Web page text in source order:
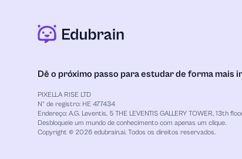
Dê o próximo passo para estudar de forma mais
PIXELLA RISE LTD
Nº de registro: HE 477434
Endereço: A.G. Leventis, 5 THE LEVENTIS GALLERY TOWER, 13th
Desbloqueie um mundo de conhecimento com apenas um clique.
Copyright © 2026 edubrain.ai. Todos os direitos reservados.